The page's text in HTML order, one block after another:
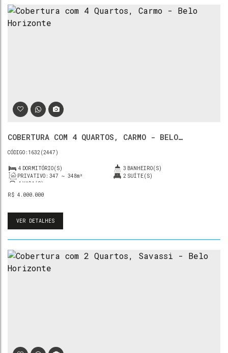
COBERTURA COM 4 QUARTOS, CARMO - BELO
R$ 4.000.000
1632(2447)
4 DORMITÓRIO(S) 3 BANHEIRO(S)
PRIVATIVO: 347 ~ 348m² 2 SUÍTE(S)
4 VAGA(S)
VER DETALHES